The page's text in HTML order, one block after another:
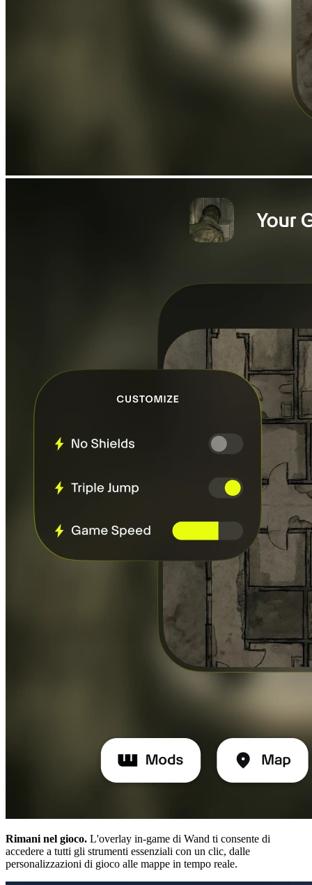
Rimani nel gioco. L'overlay in-game di Wand ti consente di
accedere a tutti gli strumenti essenziali con un clic, dalle
personalizzazioni di gioco alle mappe in tempo reale.